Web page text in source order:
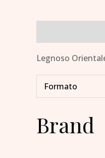
Legnoso
Formato
Brand